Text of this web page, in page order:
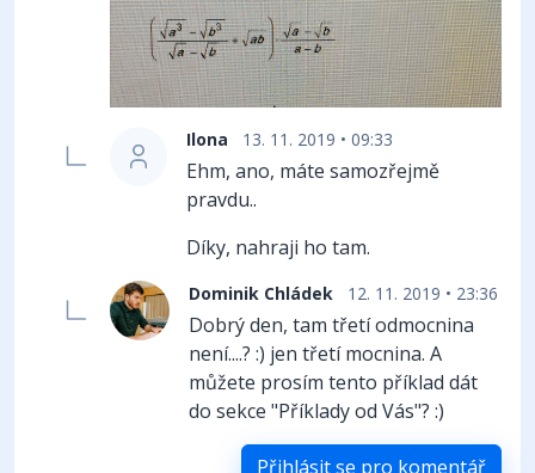
Ilona 13. 11. 2019 • 09:33
Ehm, ano, máte samozřejmě
pravdu..
Díky, nahraji ho tam.
Dominik Chládek 12. 11. 2019 • 23:36
Dobrý den, tam třetí odmocnina
není....? :) jen třetí mocnina. A
můžete prosím tento příklad dát
do sekce "Příklady od Vás"? :)
Přihlásit se pro komentář